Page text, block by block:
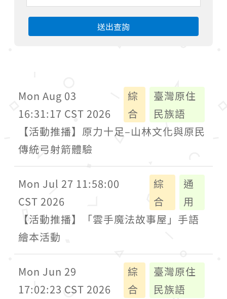
送出查詢
Mon Aug 03
16:31:17 CST 2026
綜
合
臺灣原住
民族語
【活動推播】原力十足–山林文化與原民
傳統弓射箭體驗
Mon Jul 27 11:58:00
CST 2026
綜
合
通
用
【活動推播】「雲手魔法故事屋」手語
繪本活動
Mon Jun 29
17:02:23 CST 2026
綜
合
臺灣原住
民族語